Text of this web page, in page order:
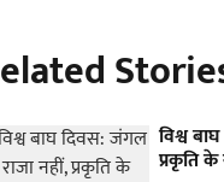
विश्व
प्रकृति